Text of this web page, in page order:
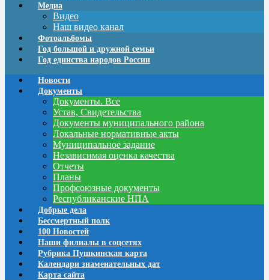
Медиа
Видео
Наш видео канал
Фотоальбомы
Год большой и дружной семьи
Год единства народов России
Новости
Документы
Документы. Все
Устав, Свидетельства
Документы муниципального района
Локальные нормативные акты
Муниципальное задание
Независимая оценка качества
Отчеты
Планы
Профсоюзные документы
Республиканские НПА
Добрые дела
Бессмертный полк
100 Новостей
Наши филиалы в соцсетях
Рубрика Пушкинская карта
Календари знаменательных дат
Карта сайта